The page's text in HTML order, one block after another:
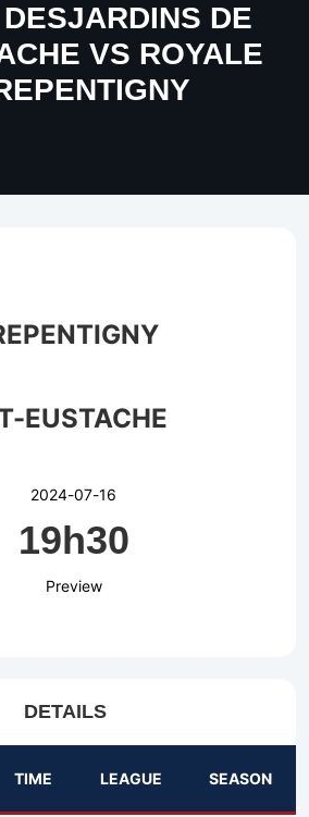
DE
VS ROYALE
EUSTACHE
2024-07-16
19h30
Preview
DETAILS
TIME LEAGUE SEASON